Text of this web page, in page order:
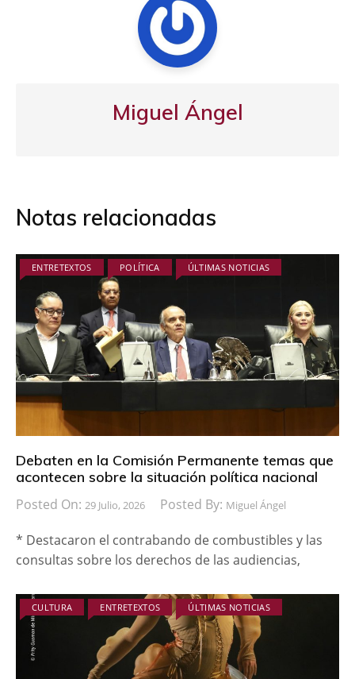
Miguel Ángel
Notas relacionadas
ENTRETEXTOS POLÍTICA ÚLTIMAS NOTICIAS
Debaten en la Comisión Permanente temas que
acontecen sobre la situación política nacional
Posted On: 29 Julio, 2026 Posted By: Miguel Ángel
* Destacaron el contrabando de combustibles y las
consultas sobre los derechos de las audiencias,
CULTURA ENTRETEXTOS ÚLTIMAS NOTICIAS